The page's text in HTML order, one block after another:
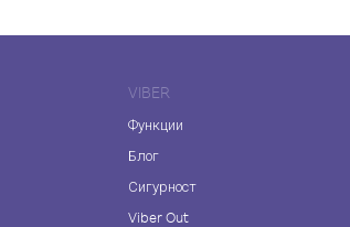
VIBER
Функции
Блог
Сигурност
Viber Out